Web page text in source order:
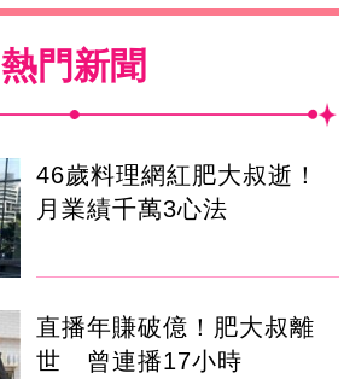
熱門新聞
46歲料理網紅肥大叔逝！
月業績千萬3心法
直播年賺破億！肥大叔離
世 曾連播17小時